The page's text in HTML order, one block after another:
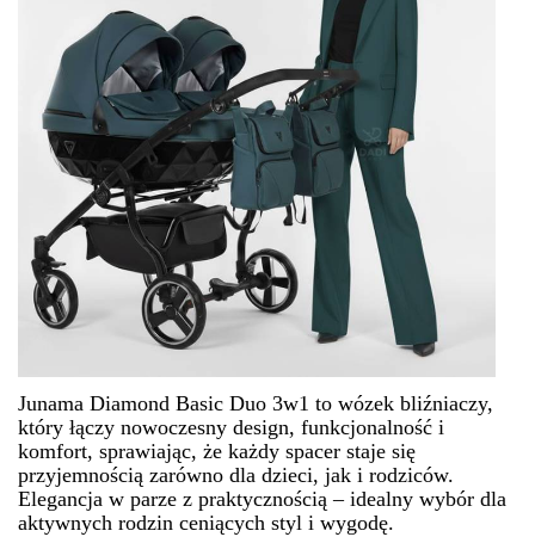
Junama Diamond Basic Duo 3w1 to wózek bliźniaczy,
który łączy nowoczesny design, funkcjonalność i
komfort, sprawiając, że każdy spacer staje się
przyjemnością zarówno dla dzieci, jak i rodziców.
Elegancja w parze z praktycznością – idealny wybór dla
aktywnych rodzin ceniących styl i wygodę.